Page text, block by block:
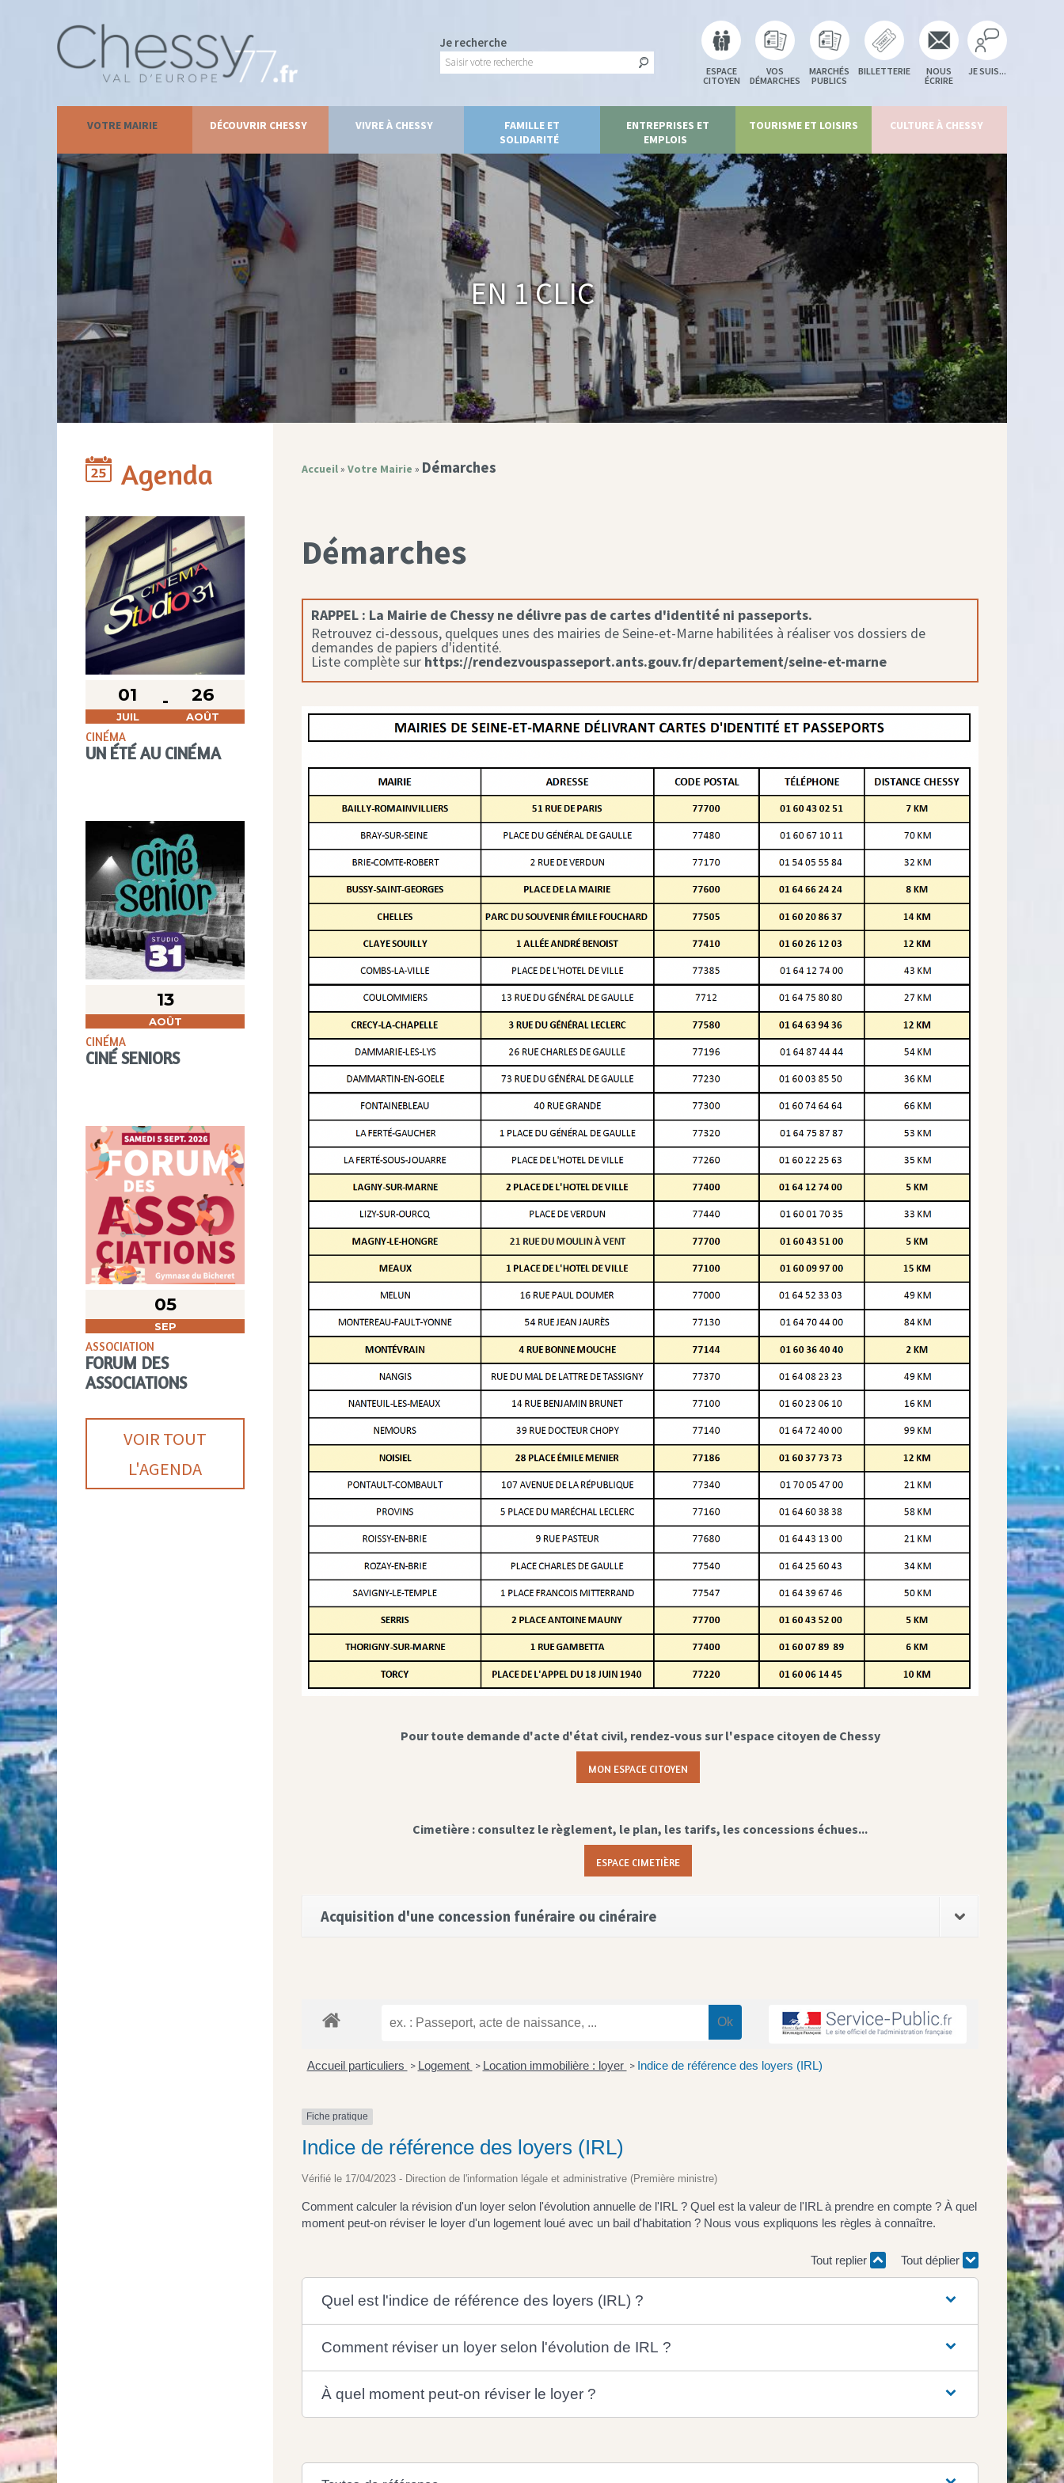
Je recherche
ESPACE
CITOYEN
VOS
DÉMARCHES
MARCHÉS
PUBLICS
BILLETTERIE
NOUS
ÉCRIRE
JE SUIS...
VOTRE MAIRIE DÉCOUVRIR CHESSY VIVRE À CHESSY
FAMILLE ET
SOLIDARITÉ
ENTREPRISES ET
EMPLOIS
TOURISME ET LOISIRS CULTURE À CHESSY
En 1 clic
Agenda
01
JUIL
26
AOÛT
CINÉMA
UN ÉTÉ AU CINÉMA
13
AOÛT
CINÉMA
CINÉ SENIORS
05
SEP
ASSOCIATION
FORUM DES
ASSOCIATIONS
VOIR TOUT
L'AGENDA
Accueil» Votre Mairie » Démarches
Démarches
RAPPEL : La Mairie de Chessy ne délivre pas de cartes d'identité ni passeports.
Retrouvez ci-dessous, quelques unes des mairies de Seine-et-Marne habilitées à réaliser vos dossiers de
demandes de papiers d'identité.
Liste complète sur https://rendezvouspasseport.ants.gouv.fr/departement/seine-et-marne
Pour toute demande d'acte d'état civil, rendez-vous sur l'espace citoyen de Chessy
MON ESPACE CITOYEN
Cimetière : consultez le règlement, le plan, les tarifs, les concessions échues...
ESPACE CIMETIÈRE
Acquisition d'une concession funéraire ou cinéraire
Accueil particuliers > Logement > Location immobilière : loyer > Indice de référence des loyers (IRL)
Fiche pratique
Indice de référence des loyers (IRL)
Vérifié le 17/04/2023 - Direction de l'information légale et administrative (Première ministre)
Comment calculer la révision d'un loyer selon l'évolution annuelle de l'IRL ? Quel est la valeur de l'IRL à prendre en compte ? À quel
moment peut-on réviser le loyer d'un logement loué avec un bail d'habitation ? Nous vous expliquons les règles à connaître.
Tout replier Tout déplier
Quel est l'indice de référence des loyers (IRL) ?
Comment réviser un loyer selon l'évolution de IRL ?
À quel moment peut-on réviser le loyer ?